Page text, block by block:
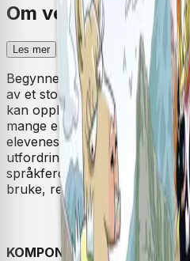
Om verket
Les mer
Begynneropplæring i et
av et stort grammatikk- og
kan oppleves som vanskelig
mange elever. Spansk 8-10
elevenes motivasjon ved å
utfordring og mestring ved
språkferdighetene, samtidig
bruke, repetere og dermed
KOMPONENTER I